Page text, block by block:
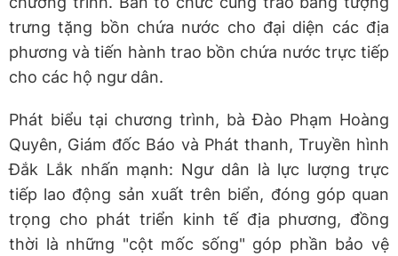
trưng tặng bồn chứa nước cho đại diện các địa
phương và tiến hành trao bồn chứa nước trực tiếp
cho các hộ ngư dân.
Phát biểu tại chương trình, bà Đào Phạm Hoàng
Quyên, Giám đốc Báo và Phát thanh, Truyền hình
Đắk Lắk nhấn mạnh: Ngư dân là lực lượng trực
tiếp lao động sản xuất trên biển, đóng góp quan
trọng cho phát triển kinh tế địa phương, đồng
thời là những "cột mốc sống" góp phần bảo vệ